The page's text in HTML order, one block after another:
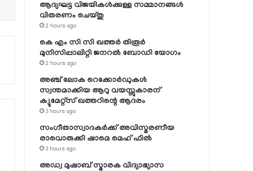
ആദ്യഘട്ട വിജയികള്‍ക്കുള്ള സമ്മാനങ്ങള്‍
വിതരണം ചെയ്തു
2 hours ago
കെ എം സി സി ഖത്തര്‍ തിരൂര്‍
മുനിസിപ്പാലിറ്റി ജനറല്‍ ബോഡി യോഗം
2 hours ago
അഞ്ച് ലോക റെക്കോര്‍ഡുകള്‍
സ്വന്തമാക്കിയ ആറു വയസ്സുകാരന്
ക്യുമേറ്റ്‌സ് ഖത്തറിന്റെ ആദരം
3 hours ago
സംഗീതാസ്വാദകര്‍ക്ക് അവിസ്മരണീയ
രാവൊരുക്കി ഷാമെ മെഹ് ഫില്‍
3 hours ago
അഡ്വ മുഷാബ് സ്മാരക വിദ്യാഭ്യാസ